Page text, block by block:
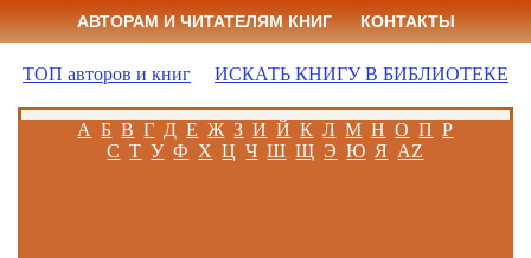
АВТОРАМ И ЧИТАТЕЛЯМ КНИГ
КОНТАКТЫ
ТОП авторов и книг ИСКАТЬ КНИГУ В БИБЛИОТЕКЕ
А Б В Г Д Е Ж З И Й К Л М Н О П Р
С Т У Ф Х Ц Ч Ш Щ Э Ю Я AZ